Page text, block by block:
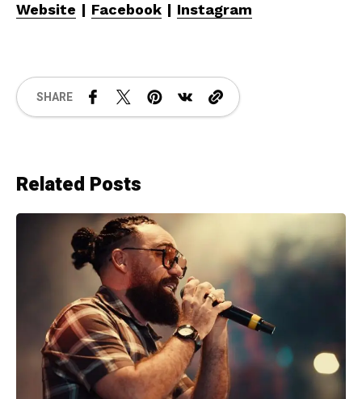
Website | Facebook | Instagram
SHARE
Related Posts